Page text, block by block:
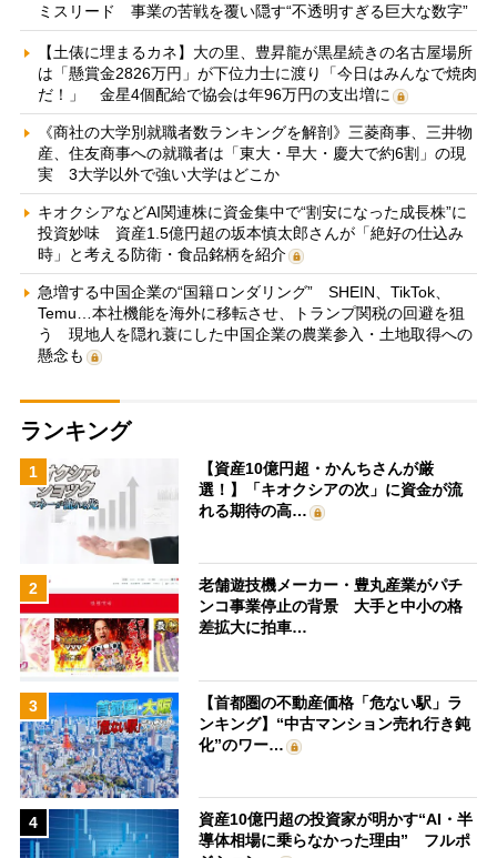
ミスリード 事業の苦戦を覆い隠す“不透明すぎる巨大な数字”
【土俵に埋まるカネ】大の里、豊昇龍が黒星続きの名古屋場所
は「懸賞金2826万円」が下位力士に渡り「今日はみんなで焼肉
だ！」 金星4個配給で協会は年96万円の支出増に
《商社の大学別就職者数ランキングを解剖》三菱商事、三井物
産、住友商事への就職者は「東大・早大・慶大で約6割」の現
実 3大学以外で強い大学はどこか
キオクシアなどAI関連株に資金集中で“割安になった成長株”に
投資妙味 資産1.5億円超の坂本慎太郎さんが「絶好の仕込み
時」と考える防衛・食品銘柄を紹介
急増する中国企業の“国籍ロンダリング” SHEIN、TikTok、
Temu…本社機能を海外に移転させ、トランプ関税の回避を狙
う 現地人を隠れ蓑にした中国企業の農業参入・土地取得への
懸念も
ランキング
1
【資産10億円超・かんちさんが厳
選！】「キオクシアの次」に資金が流
れる期待の高…
2
老舗遊技機メーカー・豊丸産業がパチ
ンコ事業停止の背景 大手と中小の格
差拡大に拍車…
3
【首都圏の不動産価格「危ない駅」ラ
ンキング】“中古マンション売れ行き鈍
化”のワー…
4
資産10億円超の投資家が明かす“AI・半
導体相場に乗らなかった理由” フルポ